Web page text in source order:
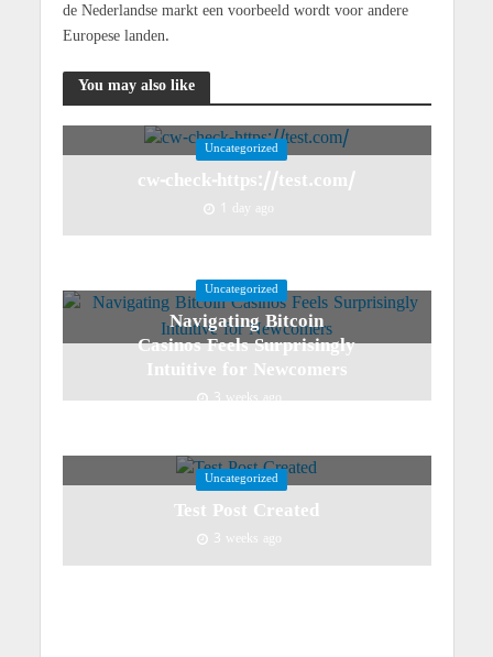
de Nederlandse markt een voorbeeld wordt voor andere
Europese landen.
You may also like
Uncategorized
cw-check-https://test.com/
1 day ago
Uncategorized
Navigating Bitcoin
Casinos Feels Surprisingly
Intuitive for Newcomers
3 weeks ago
Uncategorized
Test Post Created
3 weeks ago